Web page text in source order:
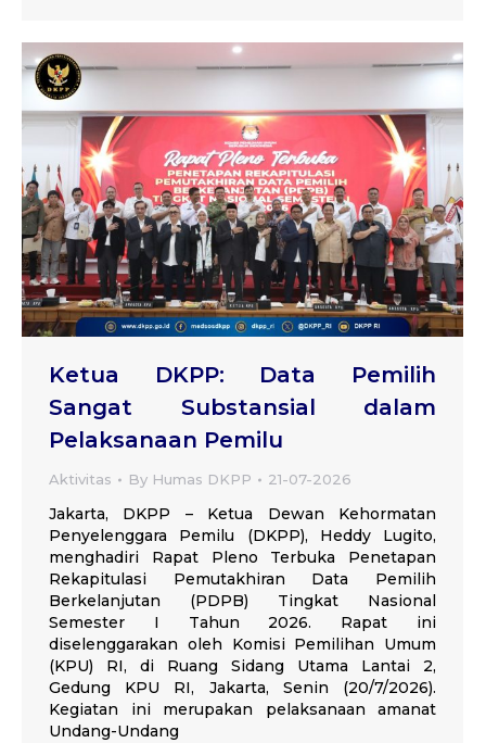
Ketua DKPP: Data Pemilih
Sangat Substansial dalam
Pelaksanaan Pemilu
Aktivitas By Humas DKPP 21-07-2026
Jakarta, DKPP – Ketua Dewan Kehormatan
Penyelenggara Pemilu (DKPP), Heddy Lugito,
menghadiri Rapat Pleno Terbuka Penetapan
Rekapitulasi Pemutakhiran Data Pemilih
Berkelanjutan (PDPB) Tingkat Nasional
Semester I Tahun 2026. Rapat ini
diselenggarakan oleh Komisi Pemilihan Umum
(KPU) RI, di Ruang Sidang Utama Lantai 2,
Gedung KPU RI, Jakarta, Senin (20/7/2026).
Kegiatan ini merupakan pelaksanaan amanat
Undang-Undang